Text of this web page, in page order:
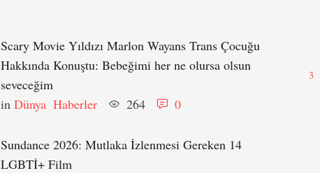
Scary Movie Yıldızı Marlon Wayans Trans Çocuğu
Hakkında Konuştu: Bebeğimi her ne olursa olsun
seveceğim
in Dünya Haberler 264 0
3
Sundance 2026: Mutlaka İzlenmesi Gereken 14
LGBTİ+ Film